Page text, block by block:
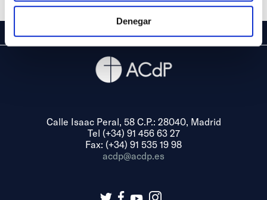
Denegar
Calle Isaac Peral, 58 C.P.: 28040, Madrid
Tel (+34) 91 456 63 27
Fax: (+34) 91 535 19 98
acdp@acdp.es